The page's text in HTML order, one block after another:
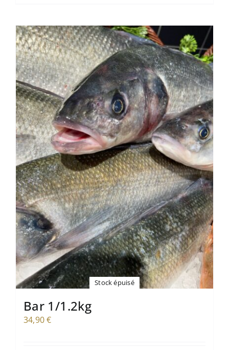
Stock épuisé
Bar 1/1.2kg
34,90€